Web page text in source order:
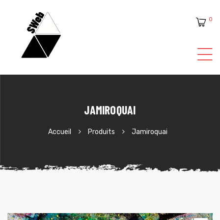
0
JAMIROQUAI
Accueil Produits Jamiroquai